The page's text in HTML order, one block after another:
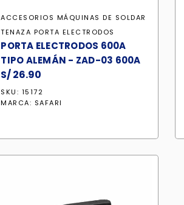
ACCESORIOS MÁQUINAS DE SOLDAR
TENAZA PORTA ELECTRODOS
PORTA ELECTRODOS 600A
TIPO ALEMÁN - ZAD-03 600A
S/26.90
SKU: 15172
MARCA: SAFARI